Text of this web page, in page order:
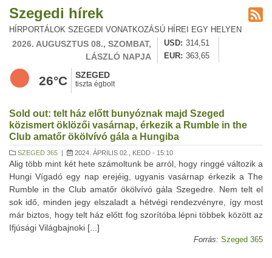
Szegedi hírek
HÍRPORTÁLOK SZEGEDI VONATKOZÁSÚ HÍREI EGY HELYEN
2026. AUGUSZTUS 08., SZOMBAT,
LÁSZLÓ NAPJA
USD
314,51
EUR
363,65
26°C SZEGED
tiszta égbolt
Sold out: telt ház előtt bunyóznak majd Szeged
közismert öklözői vasárnap, érkezik a Rumble in the
Club amatőr ökölvívó gála a Hungiba
SZEGED 365 | 2024. ÁPRILIS 02., KEDD - 15:10
Alig több mint két hete számoltunk be arról, hogy ringgé változik a
Hungi Vígadó egy nap erejéig, ugyanis vasárnap érkezik a The
Rumble in the Club amatőr ökölvívó gála Szegedre. Nem telt el
sok idő, minden jegy elszaladt a hétvégi rendezvényre, így most
már biztos, hogy telt ház előtt fog szorítóba lépni többek között az
Ifjúsági Világbajnoki [...]
Forrás: Szeged 365